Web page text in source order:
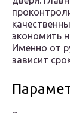
экономить
Именно от
зависит